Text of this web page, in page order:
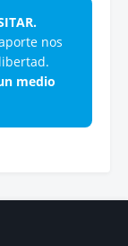
nos
medio